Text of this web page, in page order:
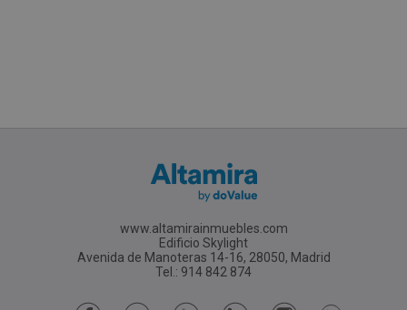
www.altamirainmuebles.com
Edificio Skylight
Avenida de Manoteras 14-16, 28050, Madrid
Tel.: 914 842 874